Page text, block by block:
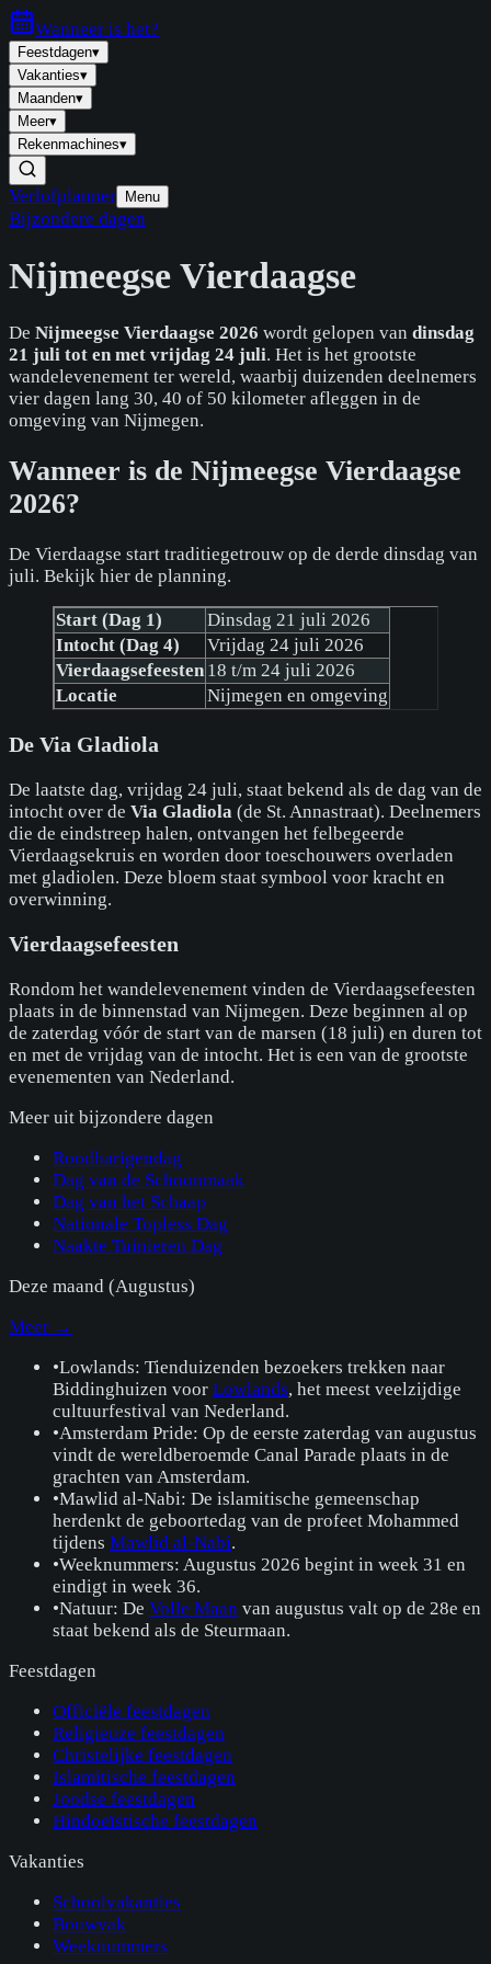
Wanneer is het?
Feestdagen▾
Vakanties▾
Maanden▾
Meer▾
Rekenmachines▾
Verlofplanner Menu
Bijzondere dagen
Nijmeegse Vierdaagse
De Nijmeegse Vierdaagse 2026 wordt gelopen van dinsdag
21 juli tot en met vrijdag 24 juli. Het is het grootste
wandelevenement ter wereld, waarbij duizenden deelnemers
vier dagen lang 30, 40 of 50 kilometer afleggen in de
omgeving van Nijmegen.
Wanneer is de Nijmeegse Vierdaagse
2026?
De Vierdaagse start traditiegetrouw op de derde dinsdag van
juli. Bekijk hier de planning.
Start (Dag 1)
Dinsdag 21 juli 2026
Intocht (Dag 4)
Vrijdag 24 juli 2026
Vierdaagsefeesten 18 t/m 24 juli 2026
Locatie
Nijmegen en omgeving
De Via Gladiola
De laatste dag, vrijdag 24 juli, staat bekend als de dag van de
intocht over de Via Gladiola (de St. Annastraat). Deelnemers
die de eindstreep halen, ontvangen het felbegeerde
Vierdaagsekruis en worden door toeschouwers overladen
met gladiolen. Deze bloem staat symbool voor kracht en
overwinning.
Vierdaagsefeesten
Rondom het wandelevenement vinden de Vierdaagsefeesten
plaats in de binnenstad van Nijmegen. Deze beginnen al op
de zaterdag vóór de start van de marsen (18 juli) en duren tot
en met de vrijdag van de intocht. Het is een van de grootste
evenementen van Nederland.
Meer uit bijzondere dagen
Roodharigendag
Dag van de Schoonmaak
Dag van het Schaap
Nationale Topless Dag
Naakte Tuinieren Dag
Deze maand (Augustus)
Meer →
•Lowlands: Tienduizenden bezoekers trekken naar
Biddinghuizen voor Lowlands, het meest veelzijdige
cultuurfestival van Nederland.
•Amsterdam Pride: Op de eerste zaterdag van augustus
vindt de wereldberoemde Canal Parade plaats in de
grachten van Amsterdam.
•Mawlid al-Nabi: De islamitische gemeenschap
herdenkt de geboortedag van de profeet Mohammed
tijdens Mawlid al-Nabi.
•Weeknummers: Augustus 2026 begint in week 31 en
eindigt in week 36.
•Natuur: De Volle Maan van augustus valt op de 28e en
staat bekend als de Steurmaan.
Feestdagen
Officiële feestdagen
Religieuze feestdagen
Christelijke feestdagen
Islamitische feestdagen
Joodse feestdagen
Hindoeïstische feestdagen
Vakanties
Schoolvakanties
Bouwvak
Weeknummers